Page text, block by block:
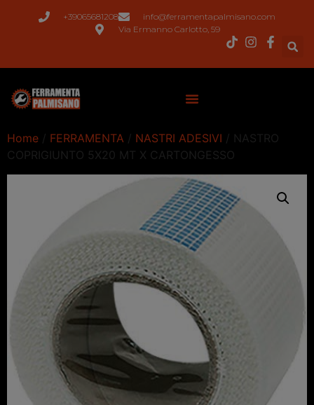
+39065681208
info@ferramentapalmisano.com
Via Ermanno Carlotto, 59
Home / FERRAMENTA / NASTRI ADESIVI / NASTRO
COPRIGIUNTO 5X20 MT X CARTONGESSO